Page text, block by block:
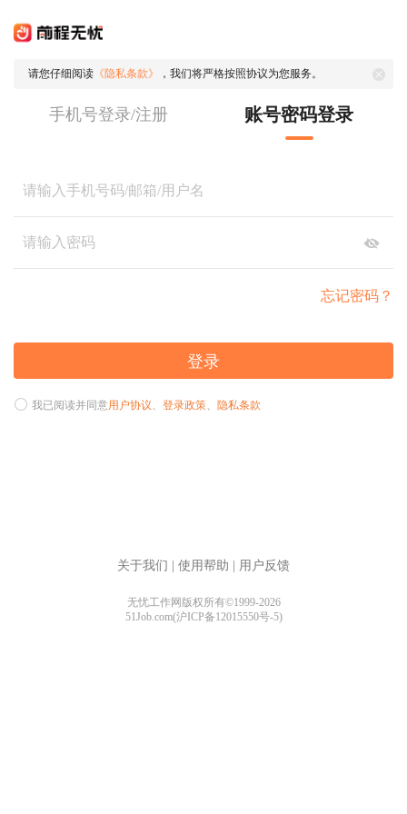
请您仔细阅读 《隐私条款》 ，我们将严格按照协议为您服务。
手机号登录/注册 账号密码登录
忘记密码？
登录
我已阅读并同意用户协议、 登录政策、 隐私条款
关于我们 使用帮助 用户反馈
无忧工作网版权所有©1999-2026
51Job.com(沪ICP备12015550号-5)